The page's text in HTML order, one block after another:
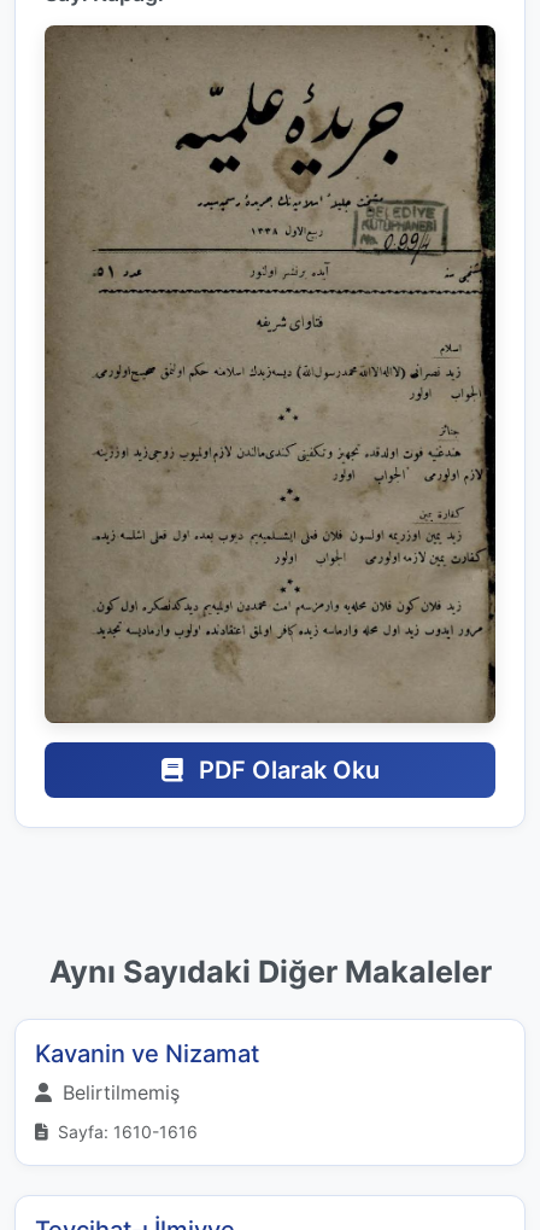
PDF Olarak Oku
Aynı Sayıdaki Diğer Makaleler
Kavanin ve Nizamat
Belirtilmemiş
Sayfa: 1610-1616